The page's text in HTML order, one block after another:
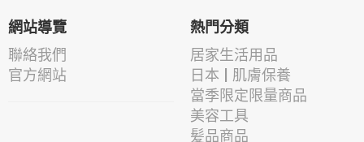
網站導覽
聯絡我們
官方網站
熱門分類
居家生活用品
日本 | 肌膚保養
當季限定限量商品
美容工具
髪品商品